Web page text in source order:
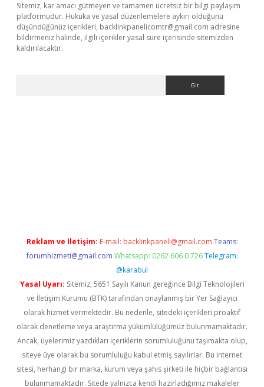
Sitemiz, kar amacı gütmeyen ve tamamen ücretsiz bir bilgi paylaşım
platformudur. Hukuka ve yasal düzenlemelere aykırı olduğunu
düşündüğünüz içerikleri, backlinkpanelicomtr@gmail.com adresine
bildirmeniz halinde, ilgili içerikler yasal süre içerisinde sitemizden
kaldırılacaktır.
Reklam ve İletişim: E-mail: backlinkpaneli@gmail.com Teams:
forumhizmeti@gmail.com Whatsapp: 0262 606 0 726 Telegram:
@karabul
Yasal Uyarı: Sitemiz, 5651 Sayılı Kanun gereğince Bilgi Teknolojileri
ve İletişim Kurumu (BTK) tarafından onaylanmış bir Yer Sağlayıcı
olarak hizmet vermektedir. Bu nedenle, sitedeki içerikleri proaktif
olarak denetleme veya araştırma yükümlülüğümüz bulunmamaktadır.
Ancak, üyelerimiz yazdıkları içeriklerin sorumluluğunu taşımakta olup,
siteye üye olarak bu sorumluluğu kabul etmiş sayılırlar. Bu internet
sitesi, herhangi bir marka, kurum veya şahıs şirketi ile hiçbir bağlantısı
bulunmamaktadır. Sitede yalnızca kendi hazırladığımız makaleler